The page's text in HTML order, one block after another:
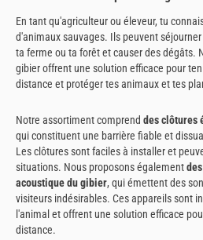
En tant qu'agriculteur ou éleveur, tu
d'animaux sauvages. Ils peuvent
ta ferme ou ta forêt et causer des dégâts.
gibier offrent une solution efficace pour
distance et protéger tes animaux et tes
Notre assortiment comprend des clôtures
qui constituent une barrière fiable et
Les clôtures sont faciles à installer et
situations. Nous proposons également
acoustique du gibier, qui émettent des
visiteurs indésirables. Ces appareils sont
l'animal et offrent une solution efficace
distance.